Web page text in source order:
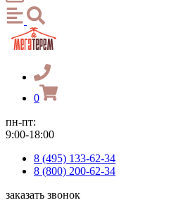
0
пн-пт:
9:00-18:00
8 (495) 133-62-34
8 (800) 200-62-34
заказать звонок